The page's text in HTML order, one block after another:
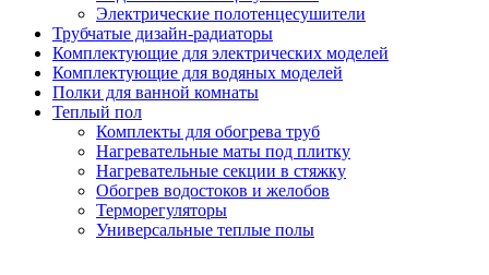
Электрические полотенцесушители
Трубчатые дизайн-радиаторы
Комплектующие для электрических моделей
Комплектующие для водяных моделей
Полки для ванной комнаты
Теплый пол
Комплекты для обогрева труб
Нагревательные маты под плитку
Нагревательные секции в стяжку
Обогрев водостоков и желобов
Терморегуляторы
Универсальные теплые полы